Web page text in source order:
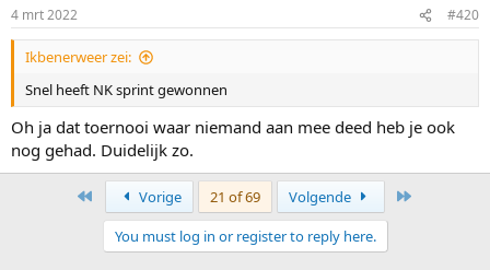
s
:
4 mrt 2022 #420
Ikbenerweer zei:
Snel heeft NK sprint gewonnen
Oh ja dat toernooi waar niemand aan mee deed heb je ook
nog gehad. Duidelijk zo.
Vorige 21 of 69 Volgende
You must log in or register to reply here.